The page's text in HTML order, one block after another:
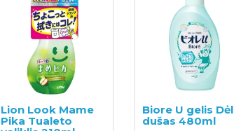
Lion Look Mame
Pika Tualeto
Biore U gelis Dėl
dušas 480ml